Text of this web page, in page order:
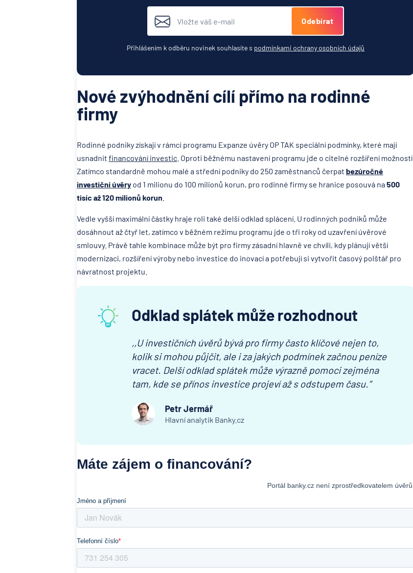
Odebírat
Přihlášením k odběru novinek souhlasíte s podmínkami ochrany osobních údajů
Nové zvýhodnění cílí přímo na rodinné
firmy
Rodinné podniky získají v rámci programu Expanze úvěry OP TAK speciální podmínky, které mají
usnadnit financování investic . Oproti běžnému nastavení programu jde o citelné rozšíření možností.
Zatímco standardně mohou malé a střední podniky do 250 zaměstnanců čerpat bezúročné
investiční úvěry od 1 milionu do 100 milionů korun, pro rodinné firmy se hranice posouvá na 500
tisíc až 120 milionů korun
Vedle vyšší maximální částky hraje roli také delší odklad splácení. U rodinných podniků může
dosáhnout až čtyř let, zatímco v běžném režimu programu jde o tři roky od uzavření úvěrové
smlouvy. Právě tahle kombinace může být pro firmy zásadní hlavně ve chvíli, kdy plánují větší
modernizaci, rozšíření výroby nebo investice do inovací a potřebují si vytvořit časový polštář pro
návratnost projektu.
Odklad splátek může rozhodnout
,,U investičních úvěrů bývá pro firmy často klíčové nejen to,
kolik si mohou půjčit, ale i za jakých podmínek začnou peníze
vracet. Delší odklad splátek může výrazně pomoci zejména
tam, kde se přínos investice projeví až s odstupem času.”
Petr Jermář
Hlavní analytik Banky.cz